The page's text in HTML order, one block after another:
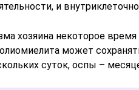
и
хозяина некоторое
может
суток, оспы –